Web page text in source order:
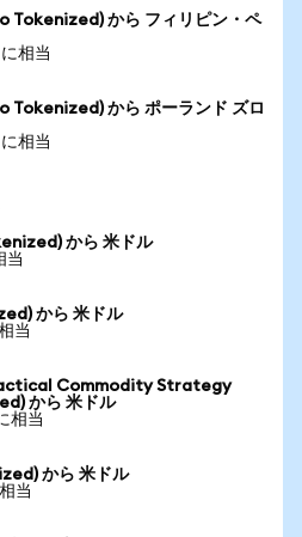
Tokenized) から フィリピン・ペ
相当
Tokenized) から ポーランド ズロ
相当
から 米ドル
当
から 米ドル
当
Commodity Strategy
から 米ドル
相当
から 米ドル
当